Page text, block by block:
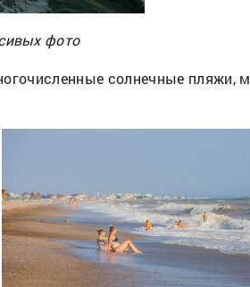
фото
солнечные пляжи,